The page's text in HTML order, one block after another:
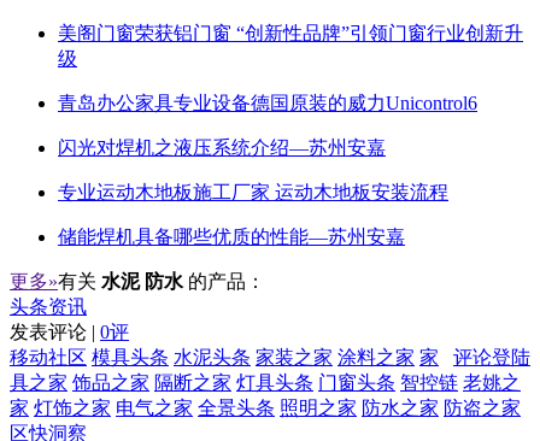
美阁门窗荣获铝门窗 “创新性品牌”引领门窗行业创新升
级
青岛办公家具专业设备德国原装的威力Unicontrol6
闪光对焊机之液压系统介绍—苏州安嘉
专业运动木地板施工厂家 运动木地板安装流程
储能焊机具备哪些优质的性能—苏州安嘉
更多»有关 水泥 防水 的产品：
头条资讯
发表评论 | 0评
评论登陆
移动社区 模具头条 水泥头条 家装之家 涂料之家 家
具之家 饰品之家 隔断之家 灯具头条 门窗头条 智控链 老姚之
家 灯饰之家 电气之家 全景头条 照明之家 防水之家 防盗之家
区快洞察